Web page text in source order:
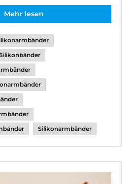
Mehr lesen
Silikonarmbänder